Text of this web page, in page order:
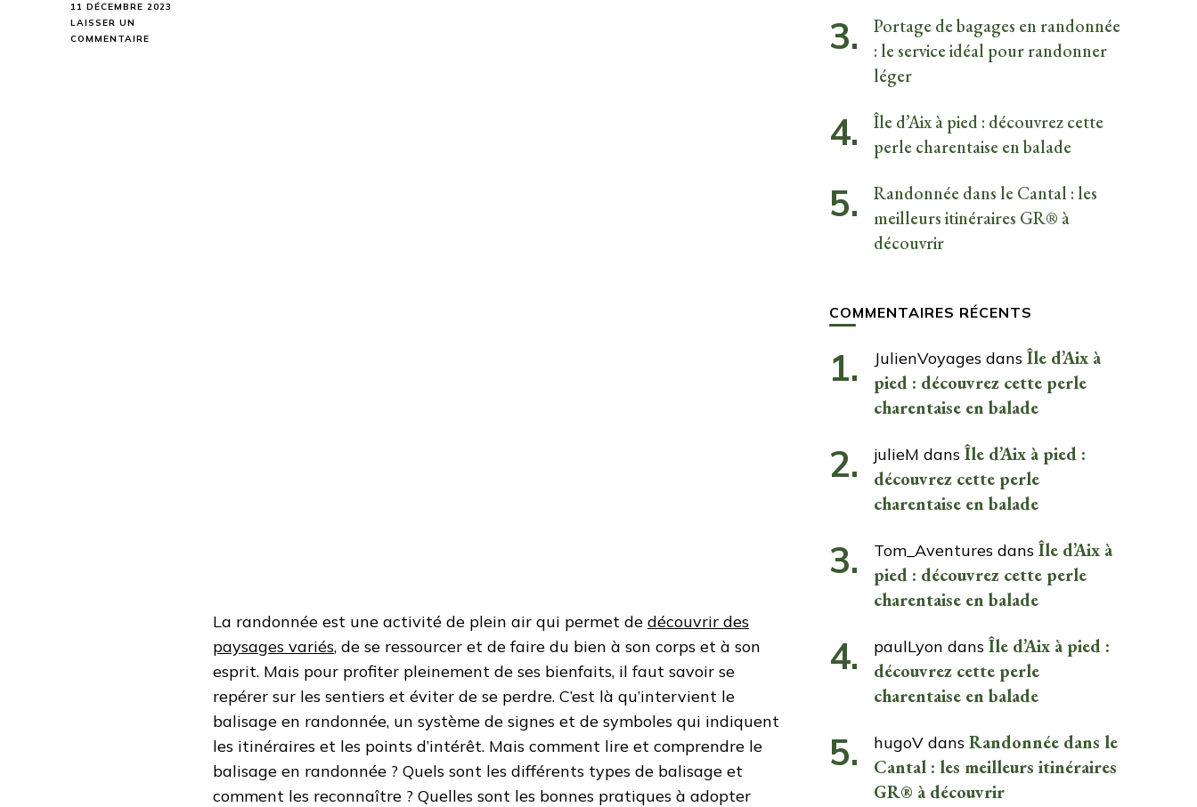
11 DÉCEMBRE 2023
LAISSER UN
COMMENTAIRE
La randonnée est une activité de plein air qui permet de découvrir des
paysages variés, de se ressourcer et de faire du bien à son corps et à son
esprit. Mais pour profiter pleinement de ses bienfaits, il faut savoir se
repérer sur les sentiers et éviter de se perdre. C’est là qu’intervient le
balisage en randonnée, un système de signes et de symboles qui indiquent
les itinéraires et les points d’intérêt. Mais comment lire et comprendre le
balisage en randonnée ? Quels sont les différents types de balisage et
comment les reconnaître ? Quelles sont les bonnes pratiques à adopter
Portage de bagages en randonnée
: le service idéal pour randonner
léger
Île d’Aix à pied : découvrez cette
perle charentaise en balade
Randonnée dans le Cantal : les
meilleurs itinéraires GR® à
découvrir
COMMENTAIRES RÉCENTS
JulienVoyagesdans Île d’Aix à
pied : découvrez cette perle
charentaise en balade
julieM dans Île d’Aix à pied :
découvrez cette perle
charentaise en balade
Tom_Aventuresdans Île d’Aix à
pied : découvrez cette perle
charentaise en balade
paulLyon dans Île d’Aix à pied :
découvrez cette perle
charentaise en balade
hugoVdans Randonnée dans le
Cantal : les meilleurs itinéraires
GR® à découvrir